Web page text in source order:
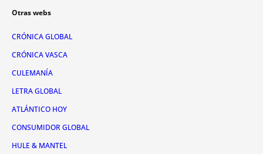
Otras webs
CRÓNICA GLOBAL
CRÓNICA VASCA
CULEMANÍA
LETRA GLOBAL
ATLÁNTICO HOY
CONSUMIDOR GLOBAL
HULE & MANTEL